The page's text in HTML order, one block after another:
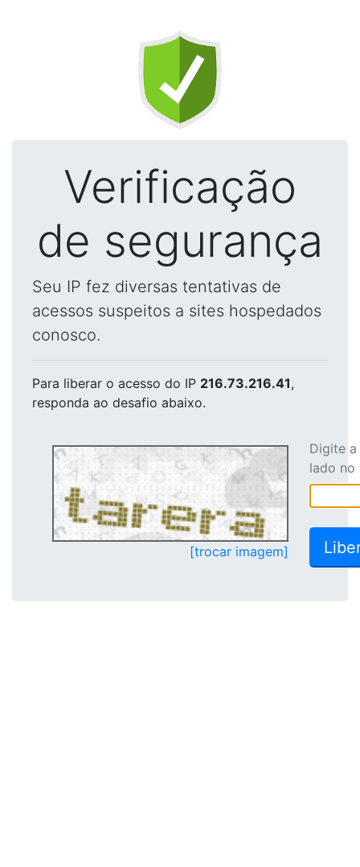
Verificação
de segurança
Seu IP fez diversas tentativas de
acessos suspeitos a sites hospedados
conosco.
Para liberar o acesso do IP 216.73.216.41,
responda ao desafio abaixo.
[trocar imagem]
Digite
lado no